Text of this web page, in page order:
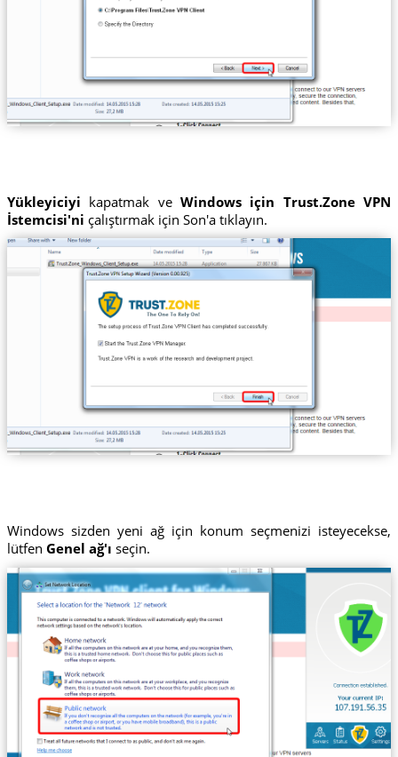
Yükleyiciyi kapatmak ve Windows için Trust.Zone VPN
İstemcisi'ni çalıştırmak için Son'a tıklayın.
Windows sizden yeni ağ için konum seçmenizi isteyecekse,
lütfen Genel ağ'ı seçin.